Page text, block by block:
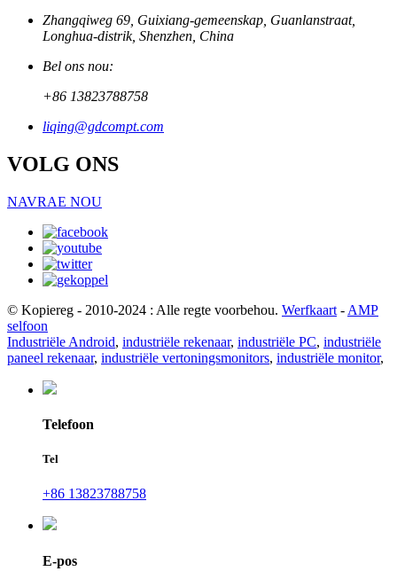
Zhangqiweg 69, Guixiang-gemeenskap, Guanlanstraat,
Longhua-distrik, Shenzhen, China
Bel ons nou:
+86 13823788758
liqing@gdcompt.com
VOLG ONS
NAVRAE NOU
© Kopiereg - 2010-2024 : Alle regte voorbehou. Werfkaart - AMP
selfoon
Industriële Android, industriële rekenaar, industriële PC, industriële
paneel rekenaar, industriële vertoningsmonitors, industriële monitor,
Telefoon
Tel
+86 13823788758
E-pos